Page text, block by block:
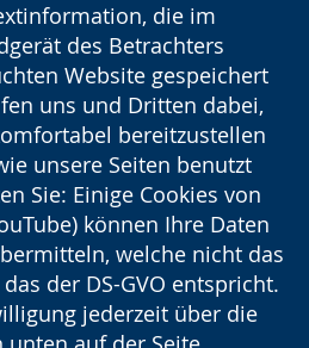
die im
des Betrachters
Website gespeichert
uns und Dritten dabei,
bereitzustellen
unsere Seiten benutzt
Sie: Einige Cookies von
können Ihre Daten
welche nicht das
der DS-GVO entspricht.
jederzeit über die